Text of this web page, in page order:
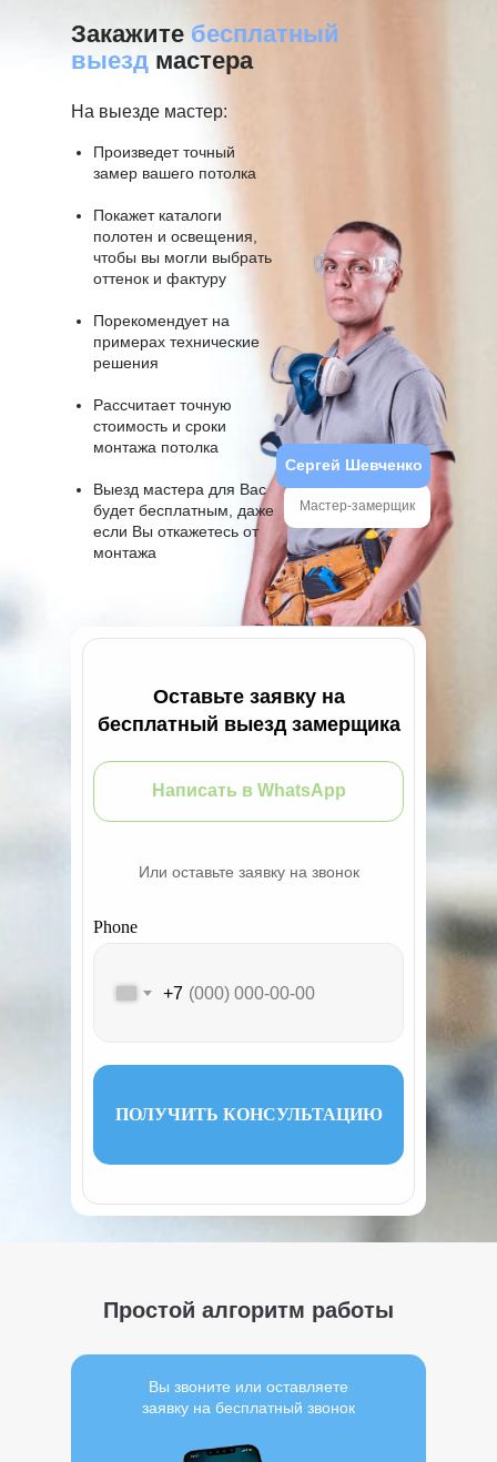
Оставьте заявку на
бесплатный выезд замерщика
Написать в WhatsApp
Или оставьте заявку на звонок
Закажите бесплатный
выезд мастера
На выезде мастер:
Сергей Шевченко
Мастер-замерщик
Произведет точный
замер вашего потолка
Покажет каталоги
полотен и освещения,
чтобы вы могли выбрать
оттенок и фактуру
Порекомендует на
примерах технические
решения
Рассчитает точную
стоимость и сроки
монтажа потолка
Выезд мастера для Вас
будет бесплатным, даже
если Вы откажетесь от
монтажа
Phone
+7
ПОЛУЧИТЬ КОНСУЛЬТАЦИЮ
Простой алгоритм работы
Вы звоните или оставляете
заявку на бесплатный звонок